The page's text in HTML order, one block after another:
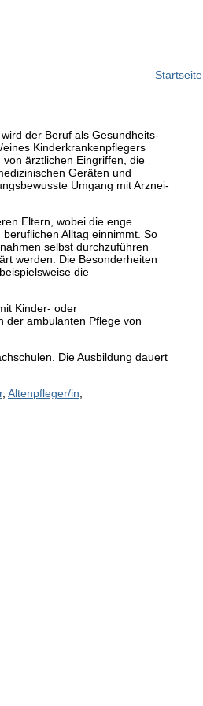
Startseite
der Beruf als Gesundheits-
Kinderkrankenpflegers
ärztlichen Eingriffen, die
Geräten und
Umgang mit Arznei-
Eltern, wobei die enge
Alltag einnimmt. So
selbst durchzuführen
werden. Die Besonderheiten
die
Kinder- oder
der ambulanten Pflege von
Die Ausbildung dauert
, Altenpfleger/in